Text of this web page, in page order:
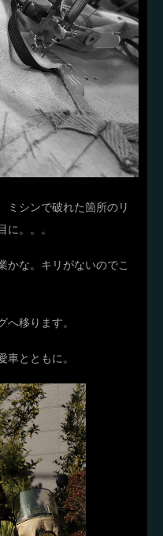
ミシンで破れた箇所のリ
に。。。
かな。キリがないのでこ
へ移ります。
車とともに。